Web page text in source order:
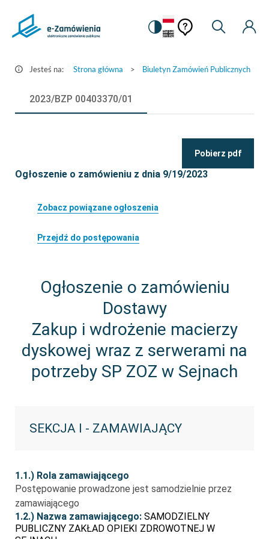
Szczegóły
e-
Ustawienia
Zmiana
na
kontrastową
Pomoc
kontekstowa
Pomoc
Moje
Jesteś na: Strona główna > Biuletyn Zamówień Publicznych
2023/BZP 00403370/01
Pobierz pdf
Ogłoszenie o zamówieniu z dnia 9/19/2023
Zobacz powiązane ogłoszenia
Przejdź do postępowania
Ogłoszenie o zamówieniu
Dostawy
Zakup i wdrożenie macierzy
dyskowej wraz z serwerami na
potrzeby SP ZOZ w Sejnach
SEKCJA I - ZAMAWIAJĄCY
1.1.) Rola zamawiającego
Postępowanie prowadzone jest samodzielnie przez
zamawiającego
1.2.) Nazwa zamawiającego: SAMODZIELNY
PUBLICZNY ZAKŁAD OPIEKI ZDROWOTNEJ W